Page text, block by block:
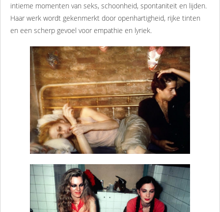
intieme momenten van seks, schoonheid, spontaniteit en lijden.
Haar werk wordt gekenmerkt door openhartigheid, rijke tinten
en een scherp gevoel voor empathie en lyriek.